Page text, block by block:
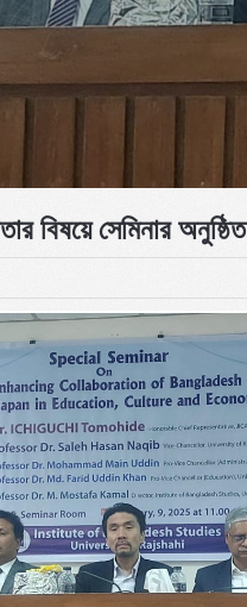
বিষয়ে সেমিনার অনুষ্ঠিত